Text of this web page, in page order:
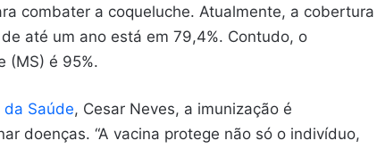
combater a coqueluche. Atualmente, a cobertura
até um ano está em 79,4%. Contudo, o
(MS) é 95%.
Saúde, Cesar Neves, a imunização é
doenças. “A vacina protege não só o indivíduo,